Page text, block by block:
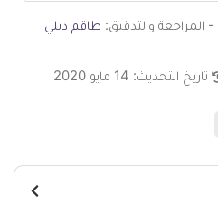
- المراجعة والتدقيق: طاقم ديلي
تاريخ التحديث: 14 مايو 2020